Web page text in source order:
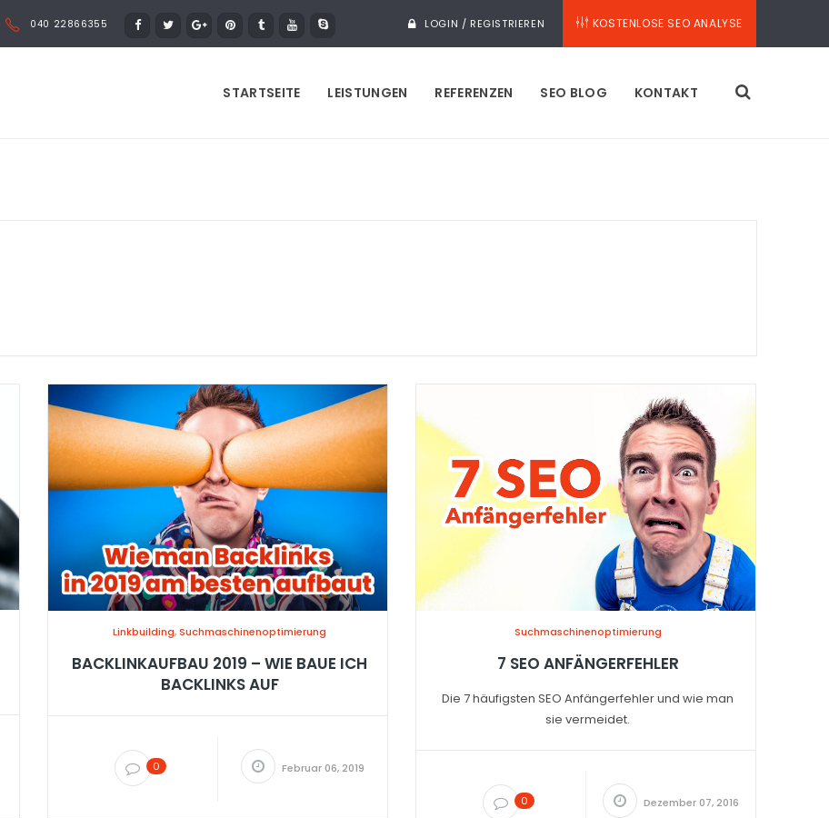
040 22866355 KOSTENLOSE SEO ANALYSE
LOGIN / REGISTRIEREN
STARTSEITE LEISTUNGEN REFERENZEN SEO BLOG KONTAKT
Linkbuilding,Suchmaschinenoptimierung
BACKLINKAUFBAU 2019 – WIE BAUE ICH
BACKLINKS AUF
0 Februar 06, 2019
Suchmaschinenoptimierung
7 SEO ANFÄNGERFEHLER
Die 7 häufigsten SEO Anfängerfehler und wie man
sie vermeidet.
0 Dezember 07, 2016